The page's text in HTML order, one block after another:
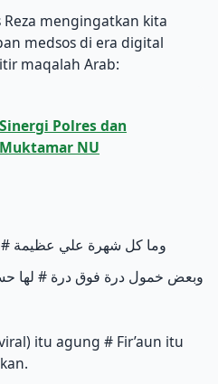
mengingatkan kita
medsos di era digital
maqalah Arab:
Polres dan
NU
وما كل شهرة علي عظيمة #
وبعض خمول درة فوق درة # لها
itu agung # Fir’aun itu